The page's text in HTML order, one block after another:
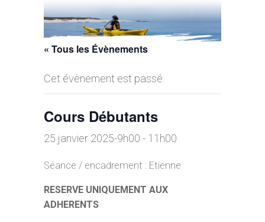
« Tous les Évènements
Cet évènement est passé.
Cours Débutants
25 janvier 2025-9h00 - 11h00
Séance / encadrement : Etienne
RESERVE UNIQUEMENT AUX
ADHERENTS